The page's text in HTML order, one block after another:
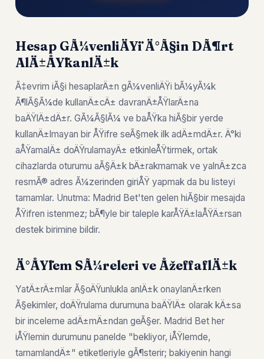
Hesap GÃ¼venliÄŸi Ä°Ã§in DÃ¶rt
AlÄ±ÅŸkanlÄ±k
Ã‡evrim iÃ§i hesaplarÄ±n gÃ¼venliÄŸi bÃ¼yÃ¼k
Ã¶lÃ§Ã¼de kullanÄ±cÄ± davranÄ±ÅŸlarÄ±na
baÄŸlÄ±dÄ±r. GÃ¼Ã§lÃ¼ ve baÅŸka hiÃ§bir yerde
kullanÄ±lmayan bir ÅŸifre seÃ§mek ilk adÄ±mdÄ±r. Ä°ki
aÅŸamalÄ± doÄŸrulamayÄ± etkinleÅŸtirmek, ortak
cihazlarda oturumu aÃ§Ä±k bÄ±rakmamak ve yalnÄ±zca
resmÃ® adres Ã¼zerinden giriÅŸ yapmak da bu listeyi
tamamlar. Unutma: Madrid Bet'ten gelen hiÃ§bir mesajda
ÅŸifren istenmez; bÃ¶yle bir taleple karÅŸÄ±laÅŸÄ±rsan
destek birimine bildir.
Ä°ÅŸlem SÃ¼releri ve ÅžeffaflÄ±k
YatÄ±rÄ±mlar Ã§oÄŸunlukla anlÄ±k onaylanÄ±rken
Ã§ekimler, doÄŸrulama durumuna baÄŸlÄ± olarak kÄ±sa
bir inceleme adÄ±mÄ±ndan geÃ§er. Madrid Bet her
iÅŸlemin durumunu panelde "bekliyor, iÅŸlemde,
tamamlandÄ±" etiketleriyle gÃ¶sterir; bakiyenin hangi